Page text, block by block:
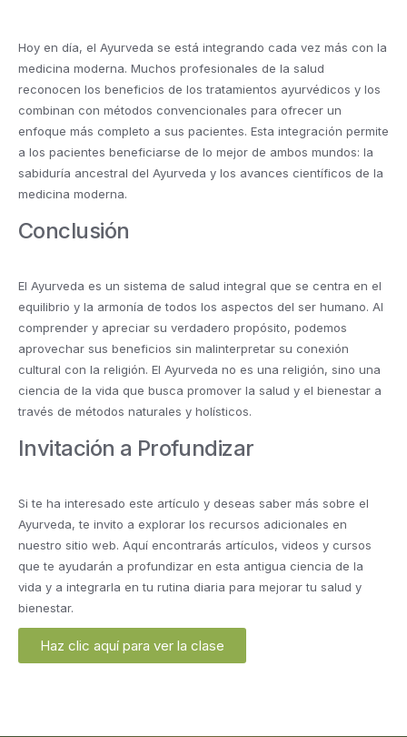
Hoy en día, el Ayurveda se está integrando cada vez más con la
medicina moderna. Muchos profesionales de la salud
reconocen los beneficios de los tratamientos ayurvédicos y los
combinan con métodos convencionales para ofrecer un
enfoque más completo a sus pacientes. Esta integración permite
a los pacientes beneficiarse de lo mejor de ambos mundos: la
sabiduría ancestral del Ayurveda y los avances científicos de la
medicina moderna.
Conclusión
El Ayurveda es un sistema de salud integral que se centra en el
equilibrio y la armonía de todos los aspectos del ser humano. Al
comprender y apreciar su verdadero propósito, podemos
aprovechar sus beneficios sin malinterpretar su conexión
cultural con la religión. El Ayurveda no es una religión, sino una
ciencia de la vida que busca promover la salud y el bienestar a
través de métodos naturales y holísticos.
Invitación a Profundizar
Si te ha interesado este artículo y deseas saber más sobre el
Ayurveda, te invito a explorar los recursos adicionales en
nuestro sitio web. Aquí encontrarás artículos, videos y cursos
que te ayudarán a profundizar en esta antigua ciencia de la
vida y a integrarla en tu rutina diaria para mejorar tu salud y
bienestar.
Haz clic aquí para ver la clase